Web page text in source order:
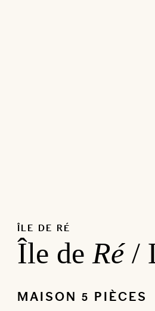
ÎLE DE RÉ
Île de Ré/
MAISON 5 PIÈCES